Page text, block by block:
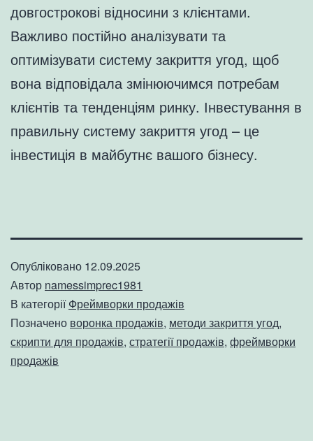
довгострокові відносини з клієнтами.
Важливо постійно аналізувати та
оптимізувати систему закриття угод, щоб
вона відповідала змінюючимся потребам
клієнтів та тенденціям ринку. Інвестування в
правильну систему закриття угод – це
інвестиція в майбутнє вашого бізнесу.
Опубліковано 12.09.2025
Автор namessimprec1981
В категоріїФреймворки продажів
Позначено воронка продажів, методи закриття угод,
скрипти для продажів, стратегії продажів, фреймворки
продажів